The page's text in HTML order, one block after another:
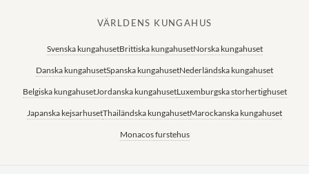
VÄRLDENS KUNGAHUS
Svenska kungahusetBrittiska kungahusetNorska kungahuset
Danska kungahusetSpanska kungahusetNederländska kungahuset
Belgiska kungahusetJordanska kungahusetLuxemburgska storhertighuset
Japanska kejsarhusetThailändska kungahusetMarockanska kungahuset
Monacos furstehus